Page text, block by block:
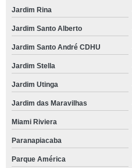
Jardim Rina
Jardim Santo Alberto
Jardim Santo André CDHU
Jardim Stella
Jardim Utinga
Jardim das Maravilhas
Miami Riviera
Paranapiacaba
Parque América